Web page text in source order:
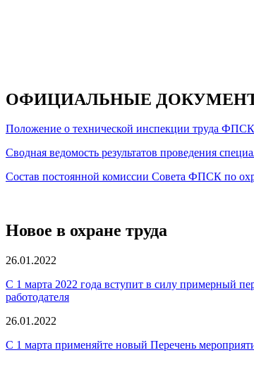
ОФИЦИАЛЬНЫЕ
Положение о технической инспекции труда ФПСК
Сводная ведомость результатов проведения
Состав постоянной комиссии Совета ФПСК по
Новое в охране труда
26.01.2022
С 1 марта 2022 года вступит в силу примерный
работодателя
26.01.2022
С 1 марта применяйте новый Перечень